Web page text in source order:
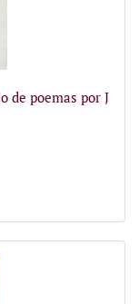
de poemas por J